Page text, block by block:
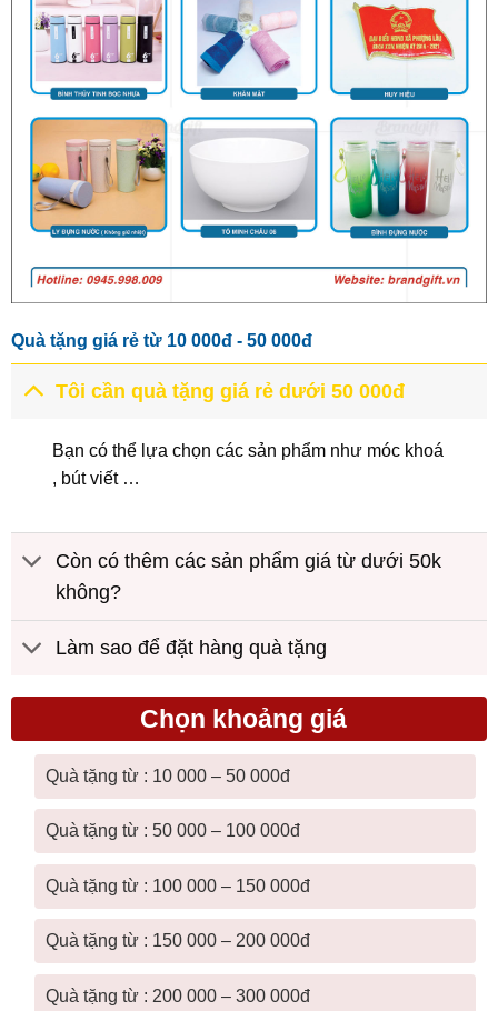
Quà tặng giá rẻ từ 10 000đ - 50 000đ
Tôi cần quà tặng giá rẻ dưới 50 000đ
Bạn có thể lựa chọn các sản phẩm như móc khoá
, bút viết …
Còn có thêm các sản phẩm giá từ dưới 50k
không?
Làm sao để đặt hàng quà tặng
Chọn khoảng giá
Quà tặng từ : 10 000 – 50 000đ
Quà tặng từ : 50 000 – 100 000đ
Quà tặng từ : 100 000 – 150 000đ
Quà tặng từ : 150 000 – 200 000đ
Quà tặng từ : 200 000 – 300 000đ